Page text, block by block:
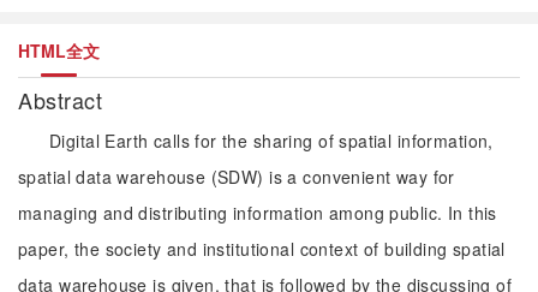
HTML全文
Abstract
Digital Earth calls for the sharing of spatial information,
spatial data warehouse (SDW) is a convenient way for
managing and distributing information among public. In this
paper, the society and institutional context of building spatial
data warehouse is given, that is followed by the discussing of